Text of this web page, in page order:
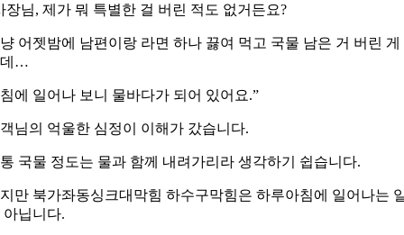
장님, 제가 뭐 특별한 걸 버린 적도 없거든요?
어젯밤에 남편이랑 라면 하나 끓여 먹고 국물 남은 거 버린 게
…
에 일어나 보니 물바다가 되어 있어요.”
님의 억울한 심정이 이해가 갔습니다.
국물 정도는 물과 함께 내려가리라 생각하기 쉽습니다.
만 북가좌동싱크대막힘 하수구막힘은 하루아침에 일어나는
아닙니다.